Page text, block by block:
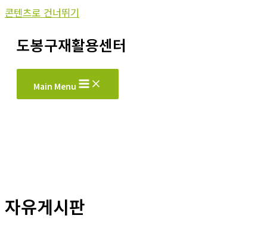
콘텐츠로 건너뛰기
도봉구재활용센터
Main Menu
자유게시판